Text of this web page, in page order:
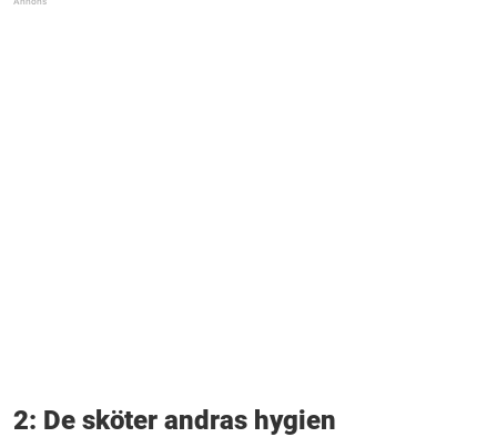
2: De sköter andras hygien